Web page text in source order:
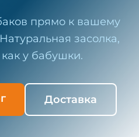
прямо к вашему
засолка,
у бабушки.
Доставка